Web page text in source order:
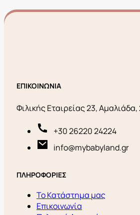
ΕΠΙΚΟΙΝΩΝΙΑ
Φιλικής Εταιρείας 23,
+30 26220 24224
info@mybabyland.gr
ΠΛΗΡΟΦΟΡΙΕΣ
Το Κατάστημα μας
Επικοινωνία